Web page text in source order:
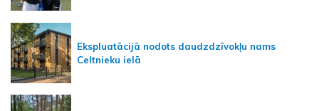
Ekspluatācijā nodots daudzdzīvokļu nams
Celtnieku ielā